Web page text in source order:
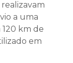
a uma
120 km de
em